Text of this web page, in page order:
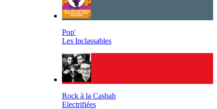
Pop'
Les Inclassables
Rock à la Casbah
Electrifiées